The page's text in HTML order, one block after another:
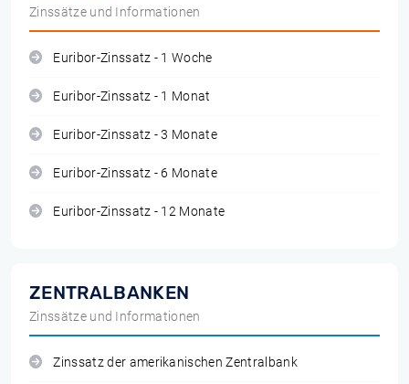
Zinssätze und Informationen
Euribor-Zinssatz - 1 Woche
Euribor-Zinssatz - 1 Monat
Euribor-Zinssatz - 3 Monate
Euribor-Zinssatz - 6 Monate
Euribor-Zinssatz - 12 Monate
ZENTRALBANKEN
Zinssätze und Informationen
Zinssatz der amerikanischen Zentralbank